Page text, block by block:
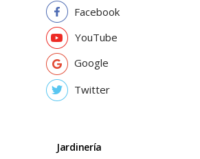
Facebook
YouTube
Google
Twitter
Jardinería